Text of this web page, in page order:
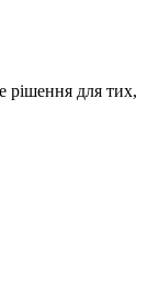
рішення для тих,